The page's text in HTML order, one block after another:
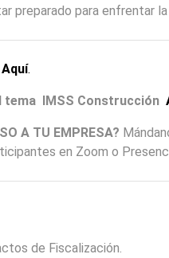
preparado para enfrentar la
Aquí.
tema IMSS Construcción
A TU EMPRESA?
en Zoom o
de Fiscalización.